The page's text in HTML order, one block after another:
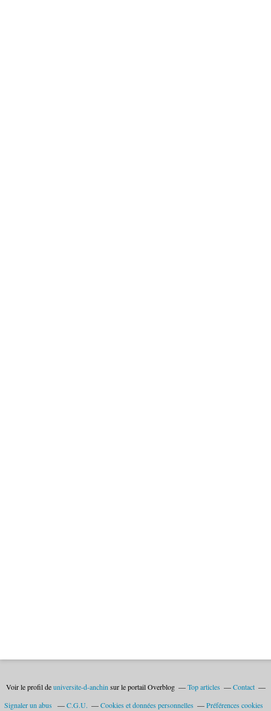
Voir le profil deuniversite-d-anchin sur le portail Overblog Top articles
Contact
Signaler un abus
C.G.U. Cookies et données personnelles Préférences cookies